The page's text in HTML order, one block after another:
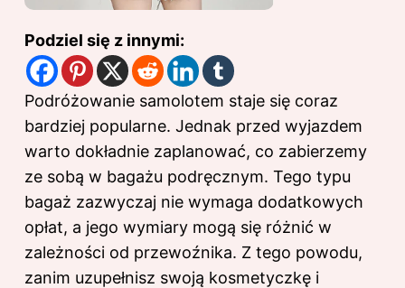
Podziel się z innymi:
Podróżowanie samolotem staje się coraz
bardziej popularne. Jednak przed wyjazdem
warto dokładnie zaplanować, co zabierzemy
ze sobą w bagażu podręcznym. Tego typu
bagaż zazwyczaj nie wymaga dodatkowych
opłat, a jego wymiary mogą się różnić w
zależności od przewoźnika. Z tego powodu,
zanim uzupełnisz swoją kosmetyczkę i